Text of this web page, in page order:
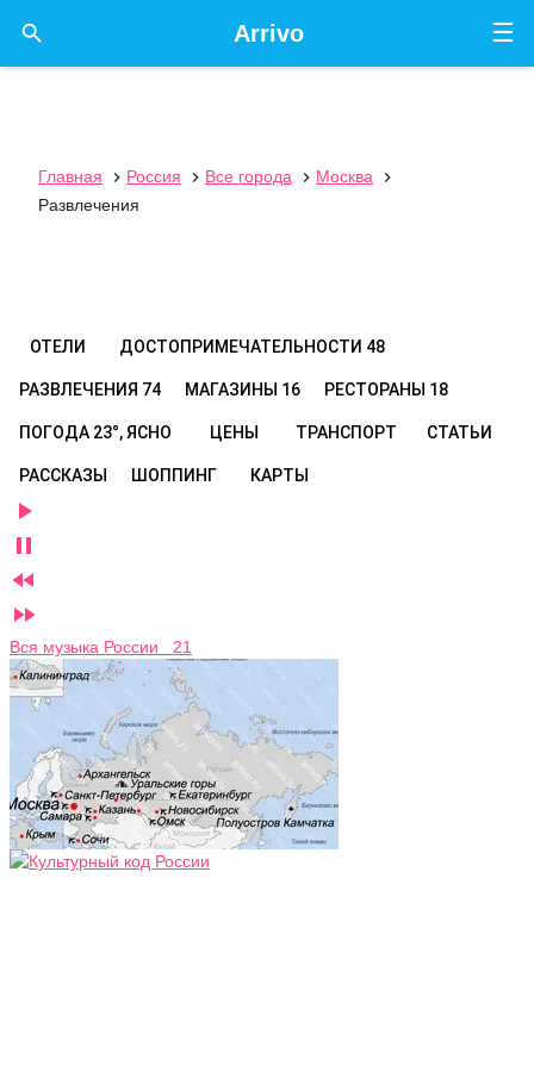
☰
Arrivo

Главная  Россия  Все города  Москва

Развлечения
ОТЕЛИ ДОСТОПРИМЕЧАТЕЛЬНОСТИ 48
РАЗВЛЕЧЕНИЯ 74 МАГАЗИНЫ 16 РЕСТОРАНЫ 18
ПОГОДА 23°, ЯСНО ЦЕНЫ ТРАНСПОРТ СТАТЬИ
РАССКАЗЫ ШОППИНГ КАРТЫ




Вся музыка России 21